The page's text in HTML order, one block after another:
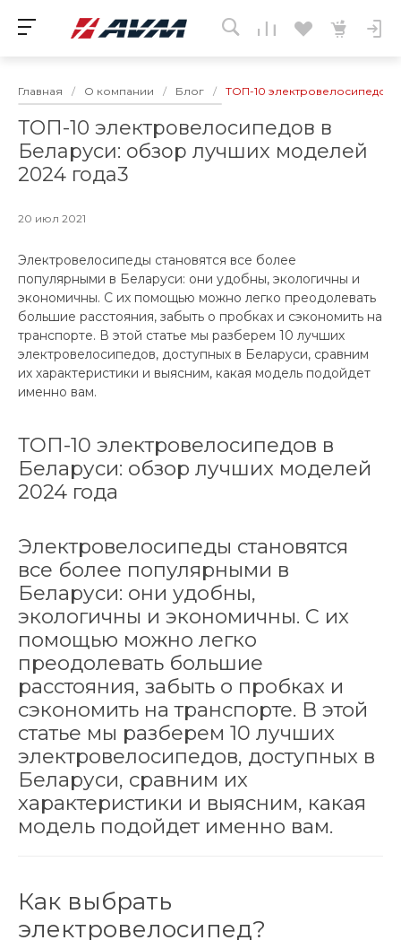
Главная / О компании / Блог / ТОП-10 электровелосипедов
ТОП-10 электровелосипедов в
Беларуси: обзор лучших моделей
2024 года3
20 июл 2021
Электровелосипеды становятся все более
популярными в Беларуси: они удобны, экологичны и
экономичны. С их помощью можно легко преодолевать
большие расстояния, забыть о пробках и сэкономить на
транспорте. В этой статье мы разберем 10 лучших
электровелосипедов, доступных в Беларуси, сравним
их характеристики и выясним, какая модель подойдет
именно вам.
ТОП-10 электровелосипедов в
Беларуси: обзор лучших моделей
2024 года
Электровелосипеды становятся
все более популярными в
Беларуси: они удобны,
экологичны и экономичны. С их
помощью можно легко
преодолевать большие
расстояния, забыть о пробках и
сэкономить на транспорте. В этой
статье мы разберем 10 лучших
электровелосипедов, доступных в
Беларуси, сравним их
характеристики и выясним, какая
модель подойдет именно вам.
Как выбрать
электровелосипед?